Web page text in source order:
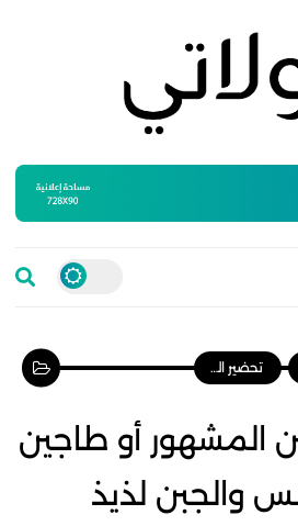
تحضير الطاجين المشهور أو طاجين سريع بالبطاطس والجبن لذيذ ويحضر في دقائق
المشهور أو طاجين
والجبن لذيذ